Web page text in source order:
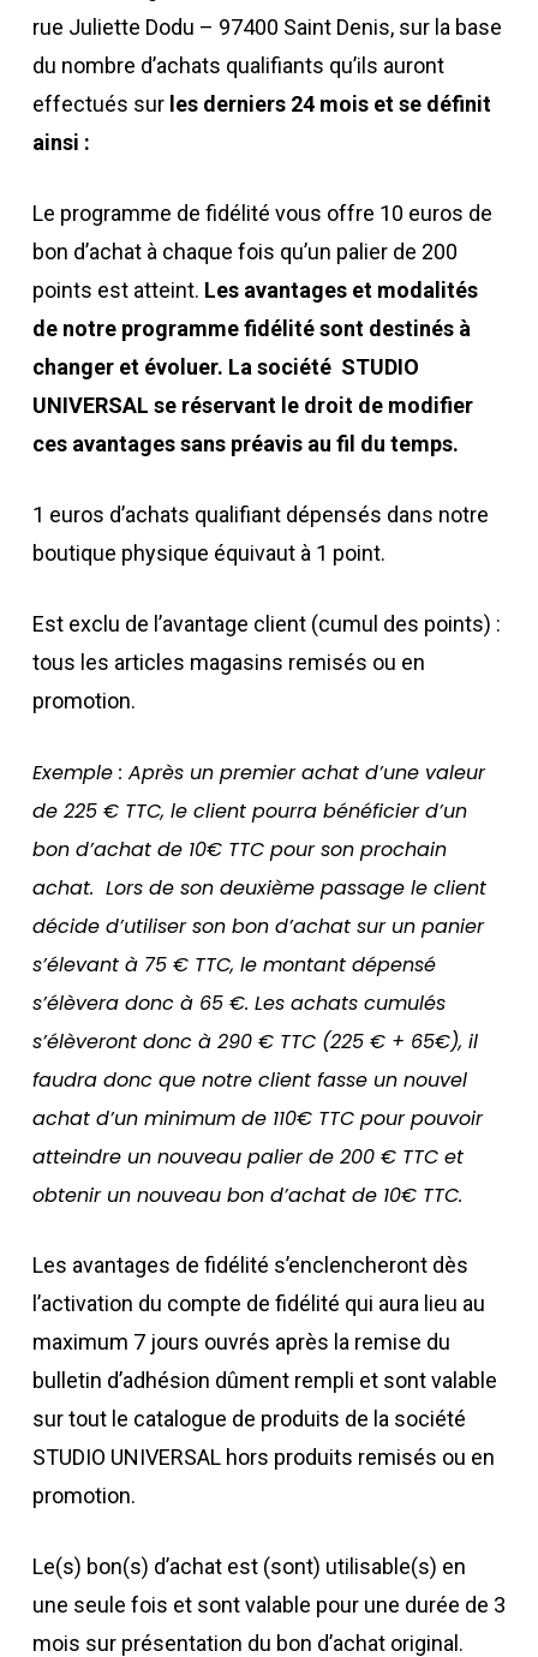
rue Juliette Dodu – 97400 Saint Denis, sur la base
du nombre d’achats qualifiants qu’ils auront
effectués sur les derniers 24 mois et se définit
ainsi :
Le programme de fidélité vous offre 10 euros de
bon d’achat à chaque fois qu’un palier de 200
points est atteint. Les avantages et modalités
de notre programme fidélité sont destinés à
changer et évoluer. La société STUDIO
UNIVERSAL se réservant le droit de modifier
ces avantages sans préavis au fil du temps.
1 euros d’achats qualifiant dépensés dans notre
boutique physique équivaut à 1 point.
Est exclu de l’avantage client (cumul des points) :
tous les articles magasins remisés ou en
promotion.
Exemple : Après un premier achat d’une valeur
de 225 € TTC, le client pourra bénéficier d’un
bon d’achat de 10€ TTC pour son prochain
achat. Lors de son deuxième passage le client
décide d’utiliser son bon d’achat sur un panier
s’élevant à 75 € TTC, le montant dépensé
s’élèvera donc à 65 €. Les achats cumulés
s’élèveront donc à 290 € TTC (225 € + 65€), il
faudra donc que notre client fasse un nouvel
achat d’un minimum de 110€ TTC pour pouvoir
atteindre un nouveau palier de 200 € TTC et
obtenir un nouveau bon d’achat de 10€ TTC.
Les avantages de fidélité s’enclencheront dès
l’activation du compte de fidélité qui aura lieu au
maximum 7 jours ouvrés après la remise du
bulletin d’adhésion dûment rempli et sont valable
sur tout le catalogue de produits de la société
STUDIO UNIVERSAL hors produits remisés ou en
promotion.
Le(s) bon(s) d’achat est (sont) utilisable(s) en
une seule fois et sont valable pour une durée de 3
mois sur présentation du bon d’achat original.